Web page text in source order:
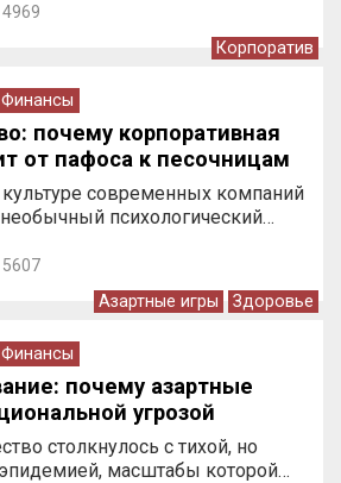
4969
Корпоратив
Финансы
почему корпоративная
от пафоса к песочницам
современных компаний
психологический…
5607
Азартные игры Здоровье
Финансы
почему азартные
угрозой
столкнулось с тихой, но
масштабы которой…